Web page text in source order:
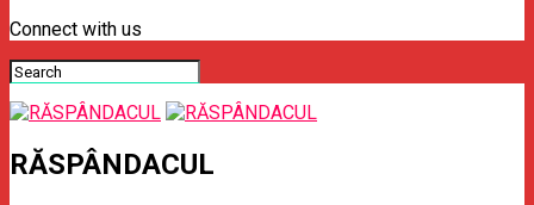
Connect with us
RĂSPÂNDACUL